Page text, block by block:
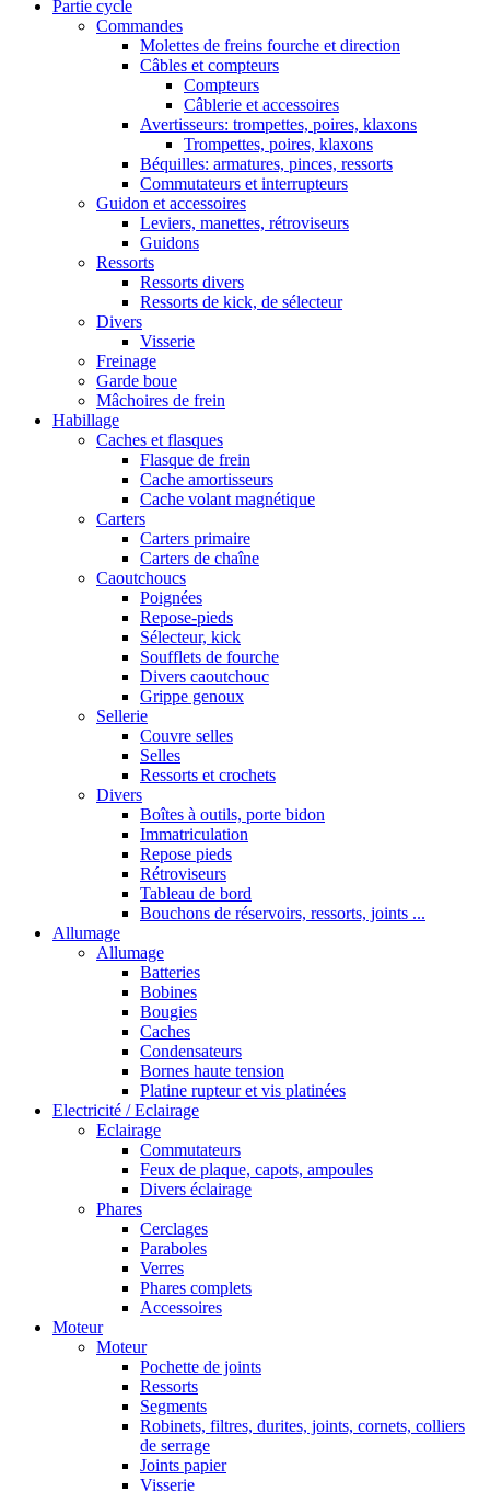
Partie cycle
Commandes
Molettes de freins fourche et direction
Câbles et compteurs
Compteurs
Câblerie et accessoires
Avertisseurs: trompettes, poires, klaxons
Trompettes, poires, klaxons
Béquilles: armatures, pinces, ressorts
Commutateurs et interrupteurs
Guidon et accessoires
Leviers, manettes, rétroviseurs
Guidons
Ressorts
Ressorts divers
Ressorts de kick, de sélecteur
Divers
Visserie
Freinage
Garde boue
Mâchoires de frein
Habillage
Caches et flasques
Flasque de frein
Cache amortisseurs
Cache volant magnétique
Carters
Carters primaire
Carters de chaîne
Caoutchoucs
Poignées
Repose-pieds
Sélecteur, kick
Soufflets de fourche
Divers caoutchouc
Grippe genoux
Sellerie
Couvre selles
Selles
Ressorts et crochets
Divers
Boîtes à outils, porte bidon
Immatriculation
Repose pieds
Rétroviseurs
Tableau de bord
Bouchons de réservoirs, ressorts, joints ...
Allumage
Allumage
Batteries
Bobines
Bougies
Caches
Condensateurs
Bornes haute tension
Platine rupteur et vis platinées
Electricité / Eclairage
Eclairage
Commutateurs
Feux de plaque, capots, ampoules
Divers éclairage
Phares
Cerclages
Paraboles
Verres
Phares complets
Accessoires
Moteur
Moteur
Pochette de joints
Ressorts
Segments
Robinets, filtres, durites, joints, cornets, colliers
de serrage
Joints papier
Visserie